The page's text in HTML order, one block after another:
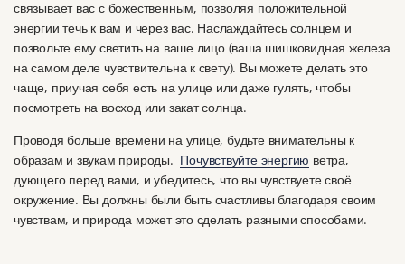
связывает вас с божественным, позволяя положительной
энергии течь к вам и через вас. Наслаждайтесь солнцем и
позвольте ему светить на ваше лицо (ваша шишковидная железа
на самом деле чувствительна к свету). Вы можете делать это
чаще, приучая себя есть на улице или даже гулять, чтобы
посмотреть на восход или закат солнца.
Проводя больше времени на улице, будьте внимательны к
образам и звукам природы. Почувствуйте энергию ветра,
дующего перед вами, и убедитесь, что вы чувствуете своё
окружение. Вы должны были быть счастливы благодаря своим
чувствам, и природа может это сделать разными способами.